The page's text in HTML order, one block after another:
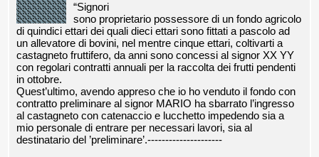
“Signori
sono proprietario possessore di un fondo agricolo
di quindici ettari dei quali dieci ettari sono fittati a pascolo ad
un allevatore di bovini, nel mentre cinque ettari, coltivarti a
castagneto fruttifero, da anni sono concessi al signor XX YY
con regolari contratti annuali per la raccolta dei frutti pendenti
in ottobre.
Quest’ultimo, avendo appreso che io ho venduto il fondo con
contratto preliminare al signor MARIO ha sbarrato l’ingresso
al castagneto con catenaccio e lucchetto impedendo sia a
mio personale di entrare per necessari lavori, sia al
destinatario del ’preliminare’.---------------------